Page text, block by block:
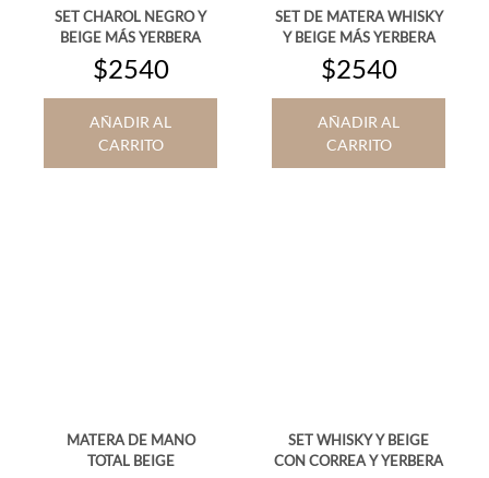
SET CHAROL NEGRO Y
BEIGE MÁS YERBERA
$2540
AÑADIR AL
CARRITO
SET DE MATERA WHISKY
Y BEIGE MÁS YERBERA
$2540
AÑADIR AL
CARRITO
MATERA DE MANO
TOTAL BEIGE
SET WHISKY Y BEIGE
CON CORREA Y YERBERA